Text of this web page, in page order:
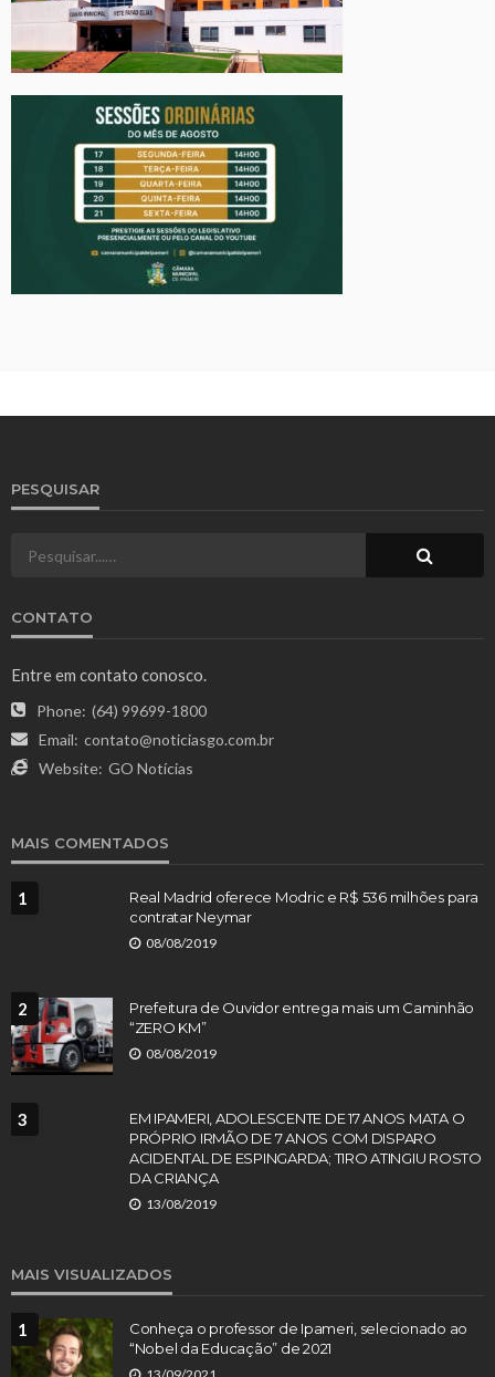
PESQUISAR
CONTATO
Entre em contato conosco.
Phone: (64) 99699-1800
Email: contato@noticiasgo.com.br
Website: GO Notícias
MAIS COMENTADOS
1
Real Madrid oferece Modric e R$ 536 milhões para
contratar Neymar
08/08/2019
2
Prefeitura de Ouvidor entrega mais um Caminhão
“ZERO KM”
08/08/2019
3
EM IPAMERI, ADOLESCENTE DE 17 ANOS MATA O
PRÓPRIO IRMÃO DE 7 ANOS COM DISPARO
ACIDENTAL DE ESPINGARDA; TIRO ATINGIU ROSTO
DA CRIANÇA
13/08/2019
MAIS VISUALIZADOS
1
Conheça o professor de Ipameri, selecionado ao
“Nobel da Educação” de 2021